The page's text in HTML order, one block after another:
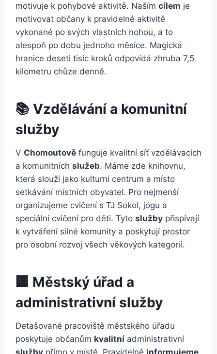
motivuje k pohybové aktivitě. Naším cílem je
motivovat občany k pravidelné aktivitě
vykonané po svých vlastních nohou, a to
alespoň po dobu jednoho měsíce. Magická
hranice deseti tisíc kroků odpovídá zhruba 7,5
kilometru chůze denně.
📚 Vzdělávání a komunitní
služby
V Chomoutově funguje kvalitní síť vzdělávacích
a komunitních služeb. Máme zde knihovnu,
která slouží jako kulturní centrum a místo
setkávání místních obyvatel. Pro nejmenší
organizujeme cvičení s TJ Sokol, jógu a
speciální cvičení pro děti. Tyto služby přispívají
k vytváření silné komunity a poskytují prostor
pro osobní rozvoj všech věkových kategorií.
🏢 Městský úřad a
administrativní služby
Detašované pracoviště městského úřadu
poskytuje občanům kvalitní administrativní
služby přímo v místě. Pravidelně informujeme